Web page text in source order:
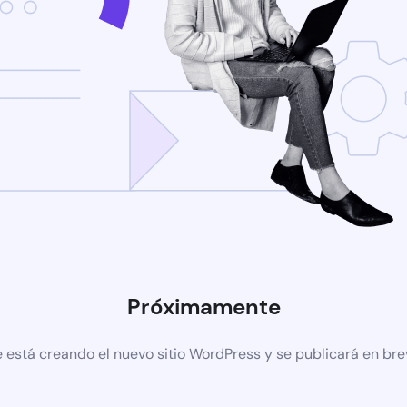
Próximamente
está creando el nuevo sitio WordPress y se publicará en